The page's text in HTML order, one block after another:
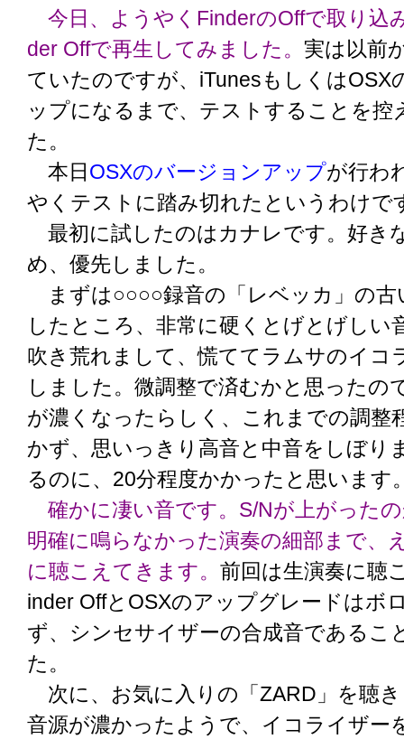
今日、ようやくFinderのOffで取り込
der Offで再生してみました。 実は以前
ていたのですが、iTunesもしくはOSX
ップになるまで、テストすることを控
た。
本日OSXのバージョンアップが行わ
やくテストに踏み切れたというわけで
最初に試したのはカナレです。好き
め、優先しました。
まずは○○○○録音の「レベッカ」の古
したところ、非常に硬くとげとげしい
吹き荒れまして、慌ててラムサのイコ
しました。微調整で済むかと思ったの
が濃くなったらしく、これまでの調整
かず、思いっきり高音と中音をしぼり
るのに、20分程度かかったと思います
確かに凄い音です。S/Nが上がった
明確に鳴らなかった演奏の細部まで、
に聴こえてきます。 前回は生演奏に聴
inder OffとOSXのアップグレードはボ
ず、シンセサイザーの合成音であるこ
た。
次に、お気に入りの「ZARD」を聴
音源が濃かったようで、イコライザー